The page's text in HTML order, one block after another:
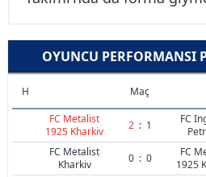
OYUNCU PERFORMANSI
H Maç
FC Metalist
1925 Kharkiv
2 : 1
FC
FC Metalist
Kharkiv
0 : 0
FC
1925